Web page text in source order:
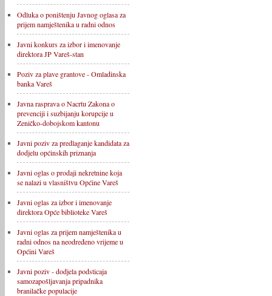
Odluka o poništenju Javnog oglasa za
prijem namještenika u radni odnos
Javni konkurs za izbor i imenovanje
direktora JP Vareš-stan
Poziv za plave grantove - Omladinska
banka Vareš
Javna rasprava o Nacrtu Zakona o
prevenciji i suzbijanju korupcije u
Zeničko-dobojskom kantonu
Javni poziv za predlaganje kandidata za
dodjelu općinskih priznanja
Javni oglas o prodaji nekretnine koja
se nalazi u vlasništvu Općine Vareš
Javni oglas za izbor i imenovanje
direktora Opće biblioteke Vareš
Javni oglas za prijem namještenika u
radni odnos na neodređeno vrijeme u
Općini Vareš
Javni poziv - dodjela podsticaja
samozapošljavanja pripadnika
branilačke populacije